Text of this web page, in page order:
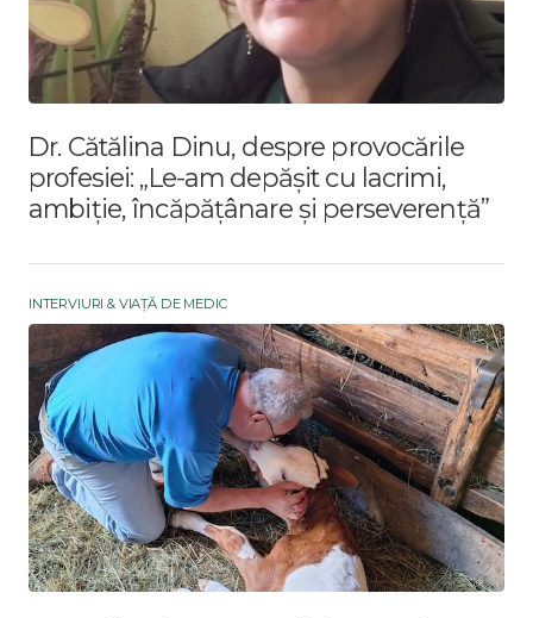
Dr. Cătălina Dinu, despre provocările
profesiei: „Le-am depășit cu lacrimi,
ambiție, încăpățânare și perseverență”
INTERVIURI & VIAȚĂ DE MEDIC